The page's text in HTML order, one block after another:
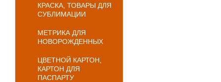
КРАСКА, ТОВАРЫ ДЛЯ
СУБЛИМАЦИИ
МЕТРИКА ДЛЯ
НОВОРОЖДЕННЫХ
ЦВЕТНОЙ КАРТОН,
КАРТОН ДЛЯ
ПАСПАРТУ